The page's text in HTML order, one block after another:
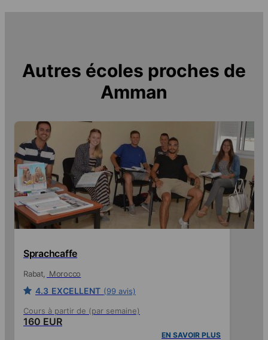
Autres écoles proches de
Amman
Sprachcaffe
Rabat Morocco
4.3 EXCELLENT (99 avis)
Cours à partir de (par semaine)
160 EUR
EN SAVOIR PLUS